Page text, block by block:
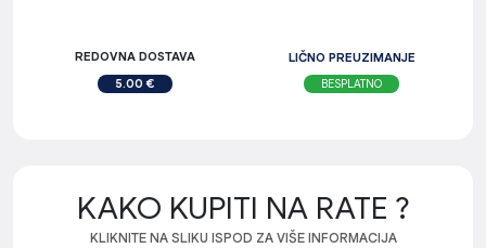
REDOVNA DOSTAVA
5.00 €
LIČNO PREUZIMANJE
BESPLATNO
KAKO KUPITI NA RATE ?
KLIKNITE NA SLIKU ISPOD ZA VIŠE INFORMACIJA